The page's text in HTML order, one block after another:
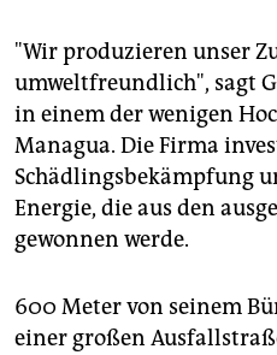
"Wir produzieren unser
umweltfreundlich", sagt
in einem der wenigen
Managua. Die Firma
Schädlingsbekämpfung
Energie, die aus den
gewonnen werde.
600 Meter von seinem
einer großen